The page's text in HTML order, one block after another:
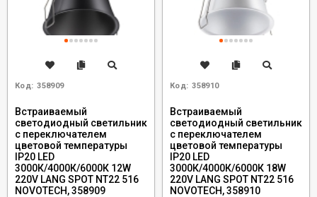
Код: 358909
Встраиваемый
светодиодный светильник
с переключателем
цветовой температуры
IP20 LED
3000К/4000К/6000К 12W
220V LANG SPOT NT22 516
NOVOTECH, 358909
Код: 358910
Встраиваемый
светодиодный светильник
с переключателем
цветовой температуры
IP20 LED
3000К/4000К/6000К 18W
220V LANG SPOT NT22 516
NOVOTECH, 358910